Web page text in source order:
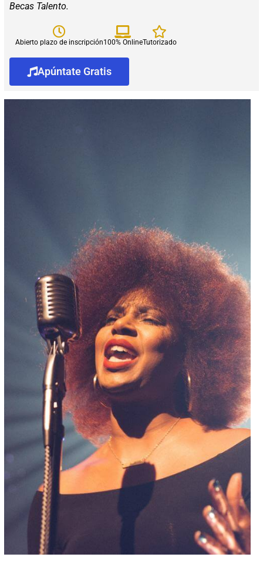
Becas Talento.
Abierto plazo de inscripción100% OnlineTutorizado
Apúntate Gratis